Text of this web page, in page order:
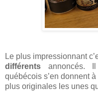
Le plus impressionnant
différents annoncés.
québécois s’en donnent
plus originales les unes